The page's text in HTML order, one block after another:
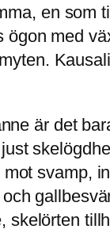
en som
med
är det
svamp,
skelörten